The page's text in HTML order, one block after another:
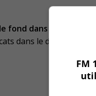
dans la cause
dans le dossier
FM